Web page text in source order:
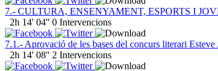
7.- CULTURA, ENSENYAMENT, ESPORTS I
2h 14' 04'' 0 Intervencions
7.1.- Aprovació de les bases del concurs literari Esteve
2h 14' 08'' 2 Intervencions